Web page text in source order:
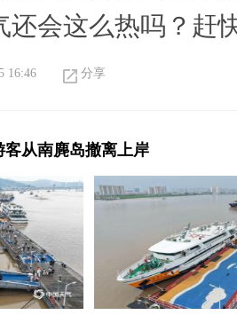
还会这么热吗？赶
16:46 分享
客从南麂岛撤离上岸